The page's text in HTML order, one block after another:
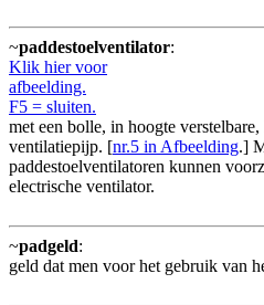
~paddestoelventilator:
Klik hier voor
afbeelding.
F5 = sluiten.
met een bolle, in hoogte
ventilatiepijp. [nr.5 in Afbeelding.]
paddestoelventilatoren kunnen
electrische ventilator.
~padgeld:
geld dat men voor het gebruik van